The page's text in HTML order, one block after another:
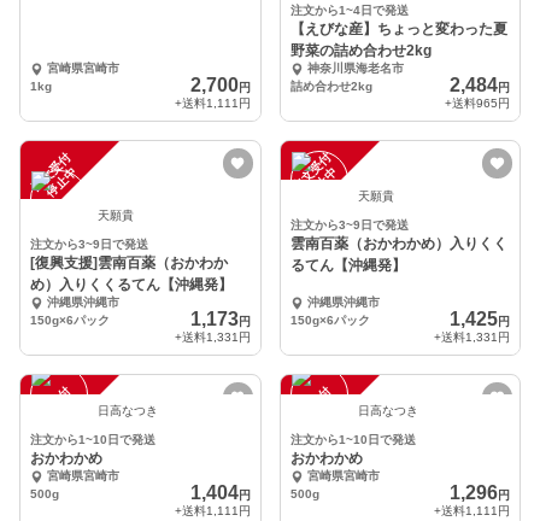
宮崎県宮崎市
1kg
2,700円
+送料1,111円
注文から1~4日で発送
【えびな産】ちょっと変わった夏
野菜の詰め合わせ2kg
神奈川県海老名市
詰め合わせ2kg
2,484円
+送料965円
注
文
受
付
停
止
中
天願貴
注文から3~9日で発送
[復興支援]雲南百薬（おかわか
め）入りくくるてん【沖縄発】
沖縄県沖縄市
150g×6パック
1,173円
+送料1,331円
注
文
受
付
停
止
中 天願貴
注文から3~9日で発送
雲南百薬（おかわかめ）入りくく
るてん【沖縄発】
沖縄県沖縄市
150g×6パック
1,425円
+送料1,331円
注
文
受
付
停
止 日高なつき
注文から1~10日で発送
おかわかめ
宮崎県宮崎市
500g
1,404円
+送料1,111円
注
文
受
付
停
止 日高なつき
注文から1~10日で発送
おかわかめ
宮崎県宮崎市
500g
1,296円
+送料1,111円